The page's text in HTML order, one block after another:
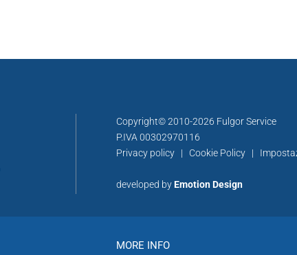
Copyright© 2010-2026 Fulgor Service
P.IVA 00302970116
Privacy policy | Cookie Policy |
developed byEmotion Design
MORE INFO